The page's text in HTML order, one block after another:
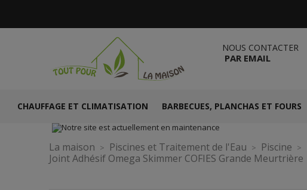
NOUS CONTACTER
PAR EMAIL
CHAUFFAGE ET CLIMATISATION BARBECUES, PLANCHAS ET FOURS
La maison Piscines et Traitement de l'Eau Piscine
Joint Adhésif Omega Skimmer COFIES Grande Meurtrière